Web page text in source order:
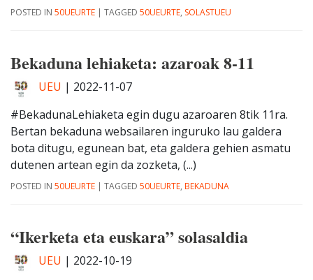
POSTED IN 50UEURTE | TAGGED 50UEURTE, SOLASTUEU
Bekaduna lehiaketa: azaroak 8-11
UEU | 2022-11-07
#BekadunaLehiaketa egin dugu azaroaren 8tik 11ra.
Bertan bekaduna websailaren inguruko lau galdera
bota ditugu, egunean bat, eta galdera gehien asmatu
dutenen artean egin da zozketa, (...)
POSTED IN 50UEURTE | TAGGED 50UEURTE, BEKADUNA
“Ikerketa eta euskara” solasaldia
UEU | 2022-10-19